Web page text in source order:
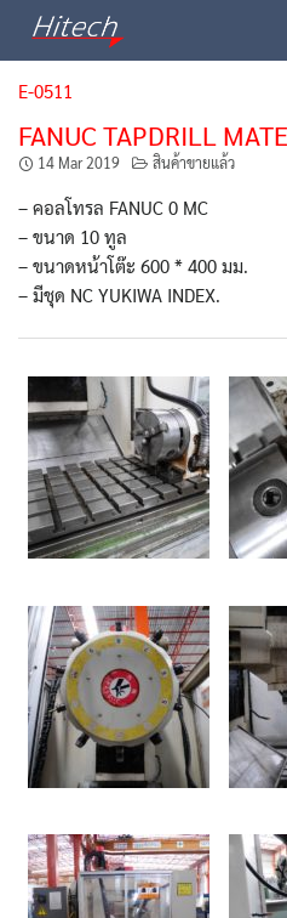
E-0511
FANUC TAPDRILL
14 Mar 2019 สินค้าขายแล้ว
– คอลโทรล FANUC 0 MC
– ขนาด 10 ทูล
– ขนาดหน้าโต๊ะ 600 * 400 มม.
– มีชุด NC YUKIWA INDEX.